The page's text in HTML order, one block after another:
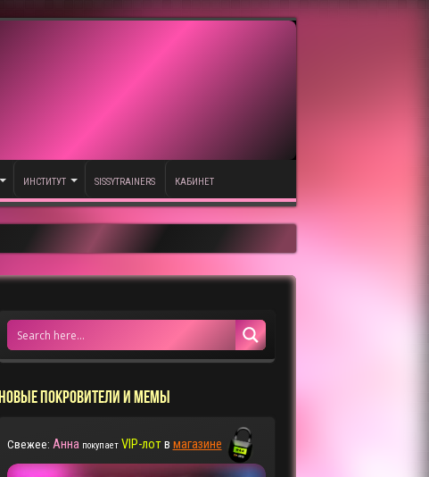
ИНСТИТУТ SISSYTRAINERS КАБИНЕТ
НОВЫЕ ПОКРОВИТЕЛИ И МЕМЫ
Свежее: Анна покупает VIP-лотв магазине